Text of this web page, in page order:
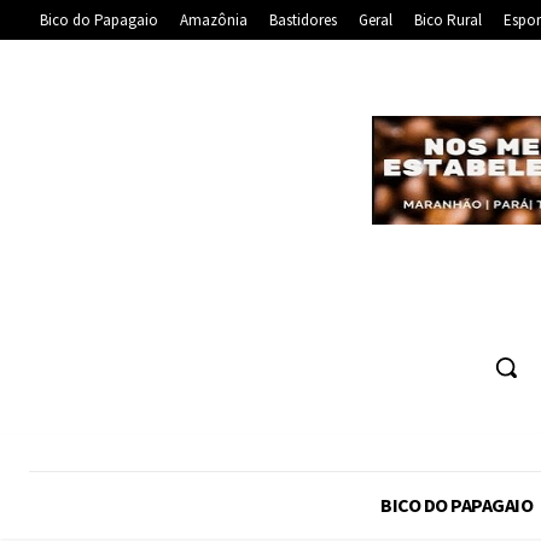
Bico do Papagaio Amazônia Bastidores Geral Bico Rural
BICO DO PAPAGAIO